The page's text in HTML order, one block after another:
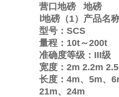
营口地磅
地磅
地磅（1）产品名
型号： SCS
量程： 10t～200t
准确度等级： III级
宽度： 2m 2.2m
长度： 4m、 5m、
21m、 24m